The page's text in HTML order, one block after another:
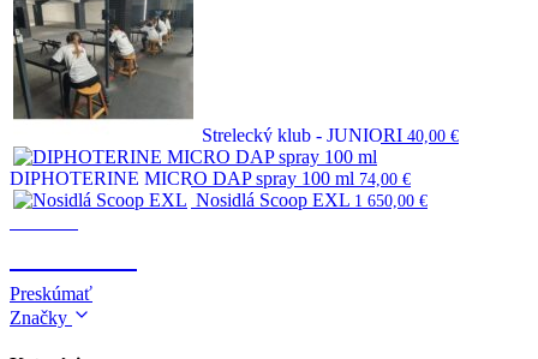
Strelecký klub - JUNIORI 40,00 €
DIPHOTERINE MICRO DAP spray 100 ml 74,00 €
Nosidlá Scoop EXL 1 650,00 €
Preskúmať
Značky